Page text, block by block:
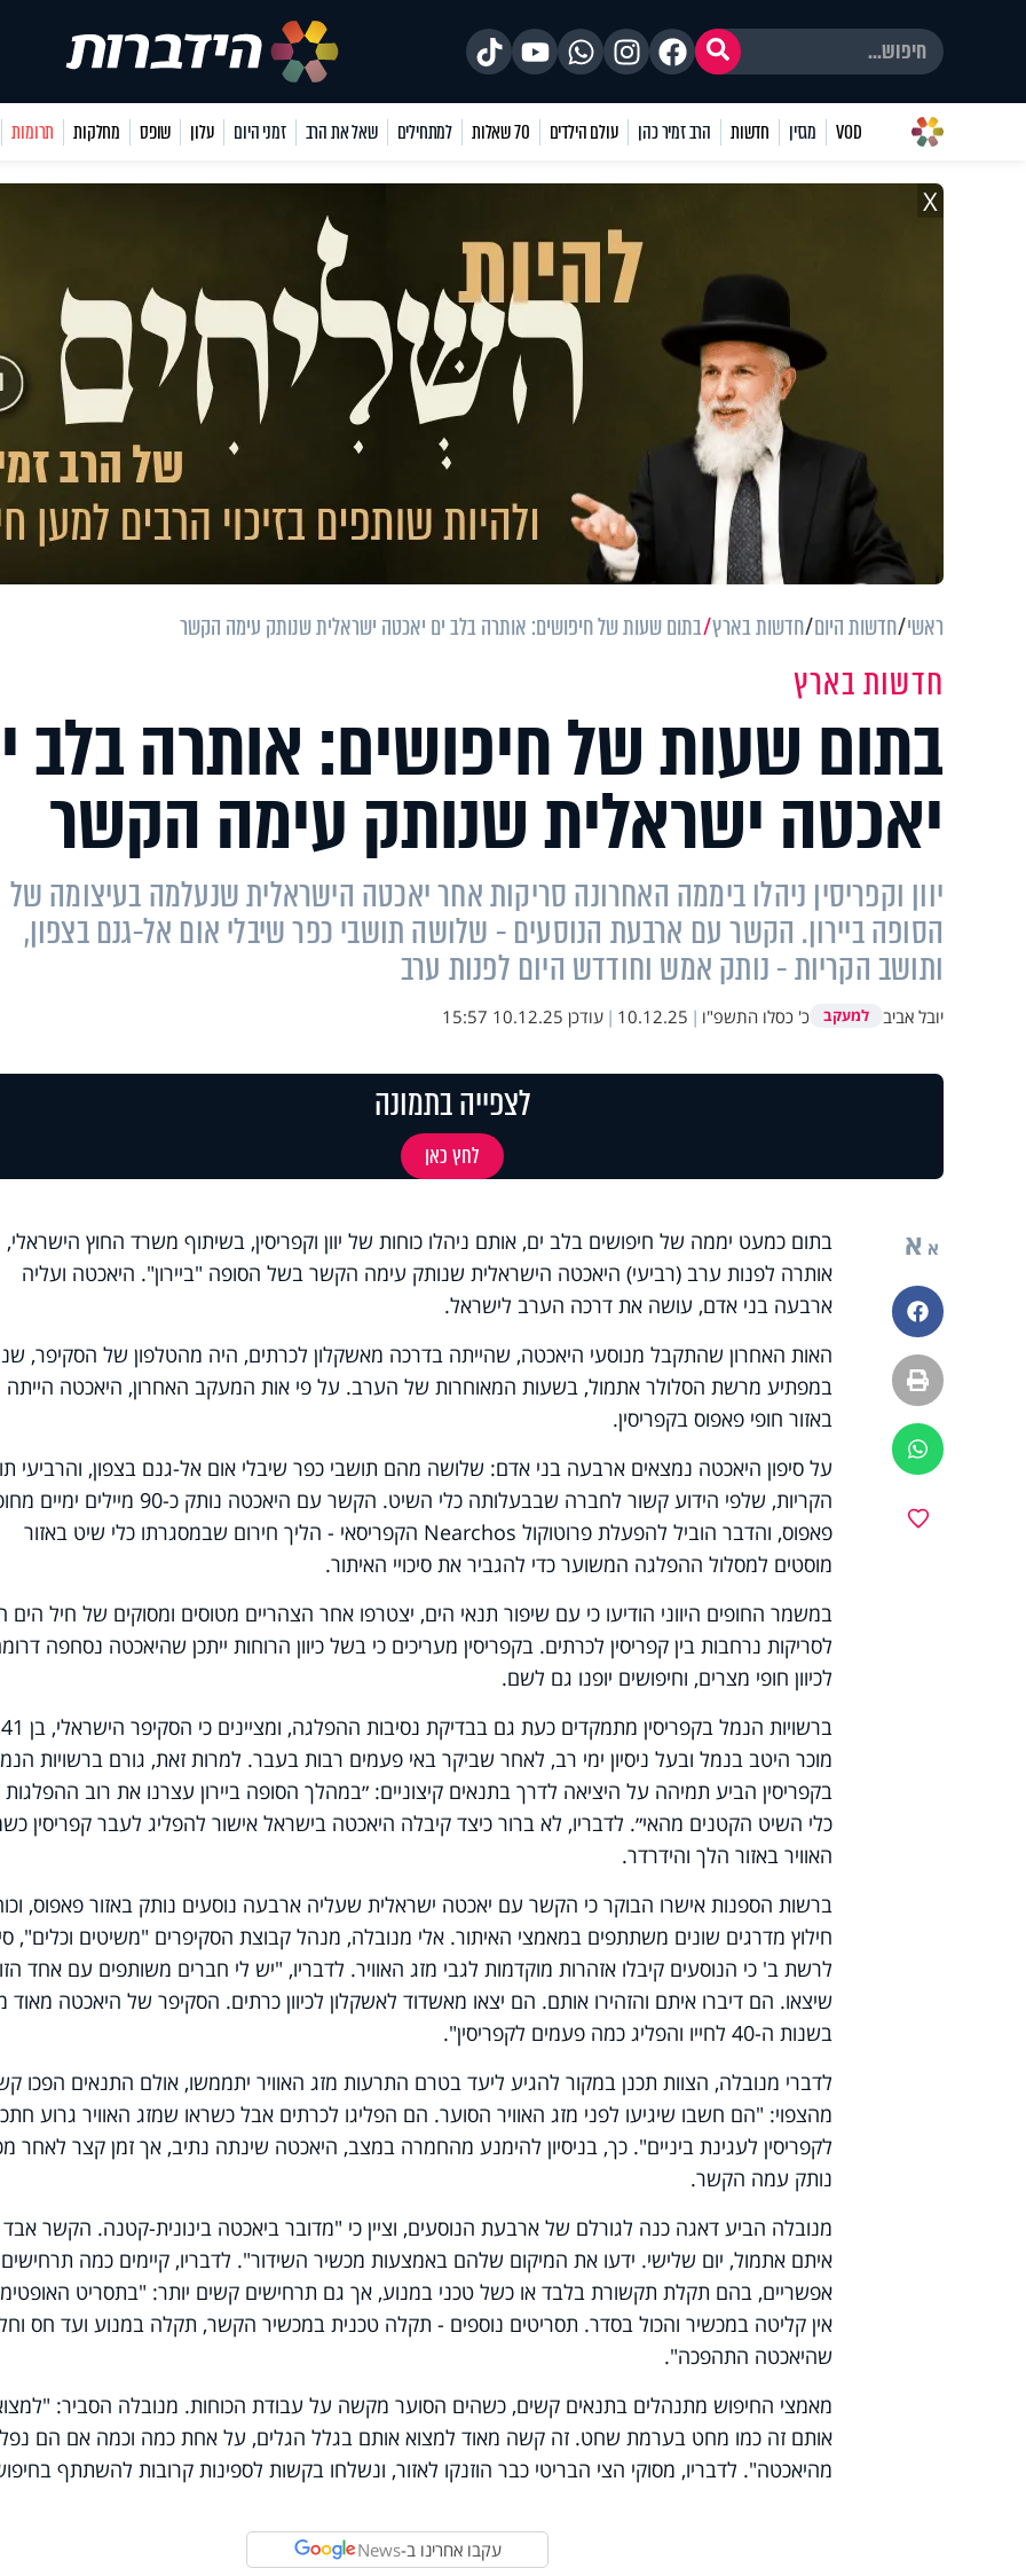
VOD מגזין חדשות הרב זמיר כהן עולם הילדים 70 שאלות למתחילים שאל את הרב זמני היום עלון שופס מחלקות תרומות
X
ראשי חדשות היום חדשות בארץ בתום שעות של חיפושים: אותרה בלב ים יאכטה ישראלית שנותק עימה הקשר
חדשות בארץ
בתום שעות של חיפושים: אותרה בלב
יאכטה ישראלית שנותק עימה הקשר
יוון וקפריסין ניהלו ביממה האחרונה סריקות אחר יאכטה הישראלית שנעלמה בעיצומה של
הסופה ביירון. הקשר עם ארבעת הנוסעים - שלושה תושבי כפר שיבלי אום אל-גנם בצפון,
ותושב הקריות - נותק אמש וחודדש היום לפנות ערב
יובל אביב למעקב כ' כסלו התשפ"ו |
10.12.25
| עודכן 10.12.25 15:57
לצפייה בתמונה
לחץ כאן
א א
פייסבוק
הדפסה
ווטסאפ
בתום כמעט יממה של חיפושים בלב ים, אותם ניהלו כוחות של יוון וקפריסין, בשיתוף משרד החוץ הישראלי,
אותרה לפנות ערב (רביעי) היאכטה הישראלית שנותק עימה הקשר בשל הסופה "ביירון". היאכטה ועליה
ארבעה בני אדם, עושה את דרכה הערב לישראל.
האות האחרון שהתקבל מנוסעי היאכטה, שהייתה בדרכה מאשקלון לכרתים, היה מהטלפון של הסקיפר,
במפתיע מרשת הסלולר אתמול, בשעות המאוחרות של הערב. על פי אות המעקב האחרון, היאכטה הייתה
באזור חופי פאפוס בקפריסין.
על סיפון היאכטה נמצאים ארבעה בני אדם: שלושה מהם תושבי כפר שיבלי אום אל-גנם בצפון, והרביעי
הקריות, שלפי הידוע קשור לחברה שבבעלותה כלי השיט. הקשר עם היאכטה נותק כ-90 מיילים
פאפוס, והדבר הוביל להפעלת פרוטוקול Nearchos הקפריסאי - הליך חירום שבמסגרתו כלי שיט באזור
מוסטים למסלול ההפלגה המשוער כדי להגביר את סיכויי האיתור.
במשמר החופים היווני הודיעו כי עם שיפור תנאי הים, יצטרפו אחר הצהריים מטוסים ומסוקים של חיל הים
לסריקות נרחבות בין קפריסין לכרתים. בקפריסין מעריכים כי בשל כיוון הרוחות ייתכן שהיאכטה נסחפה
לכיוון חופי מצרים, וחיפושים יופנו גם לשם.
ברשויות הנמל בקפריסין מתמקדים
מוכר היטב בנמל ובעל ניסיון ימי רב, לאחר שביקר באי פעמים רבות בעבר. למרות זאת, גורם ברשויות
בקפריסין הביע תמיהה על היציאה לדרך בתנאים קיצוניים: ״במהלך הסופה ביירון עצרנו את רוב
כלי השיט הקטנים מהאי״. לדבריו, לא ברור כיצד קיבלה היאכטה בישראל אישור להפליג לעבר קפריסין
האוויר באזור הלך והידרדר.
ברשות הספנות אישרו הבוקר כי הקשר עם יאכטה ישראלית שעליה ארבעה נוסעים נותק באזור פאפוס,
חילוץ מדרגים שונים משתתפים במאמצי האיתור. אלי מנובלה, מנהל קבוצת הסקיפרים "משיטים וכלים",
לרשת ב' כי הנוסעים קיבלו אזהרות מוקדמות לגבי מזג האוויר. לדבריו, "יש לי חברים משותפים עם אחד
שיצאו. הם דיברו איתם והזהירו אותם. הם יצאו מאשדוד לאשקלון לכיוון כרתים. הסקיפר של היאכטה מאוד
בשנות ה-40 לחייו והפליג כמה פעמים לקפריסין".
לדברי מנובלה, הצוות תכנן במקור להגיע ליעד בטרם התרעות מזג האוויר יתממשו, אולם התנאים הפכו
מהצפוי: "הם חשבו שיגיעו לפני מזג האוויר הסוער. הם הפליגו לכרתים אבל כשראו שמזג האוויר גרוע
לקפריסין לעגינת ביניים". כך, בניסיון להימנע מהחמרה במצב, היאכטה שינתה נתיב, אך זמן קצר לאחר
נותק עמה הקשר.
מנובלה הביע דאגה כנה לגורלם של ארבעת הנוסעים, וציין כי "מדובר ביאכטה בינונית-קטנה. הקשר אבד
איתם אתמול, יום שלישי. ידעו את המיקום שלהם באמצעות מכשיר השידור". לדבריו, קיימים כמה תרחישים
אפשריים, בהם תקלת תקשורת בלבד או כשל טכני במנוע, אך גם תרחישים קשים יותר: "בתסריט
אין קליטה במכשיר והכול בסדר. תסריטים נוספים - תקלה טכנית במכשיר הקשר, תקלה במנוע ועד חס
שהיאכטה התהפכה".
מאמצי החיפוש מתנהלים בתנאים קשים, כשהים הסוער מקשה על עבודת הכוחות. מנובלה הסביר:
אותם זה כמו מחט בערמת שחט. זה קשה מאוד למצוא אותם בגלל הגלים, על אחת כמה וכמה אם הם
מהיאכטה". לדבריו, מסוקי הצי הבריטי כבר הוזנקו לאזור, ונשלחו בקשות לספינות קרובות להשתתף
עקבו אחרינו ב-News